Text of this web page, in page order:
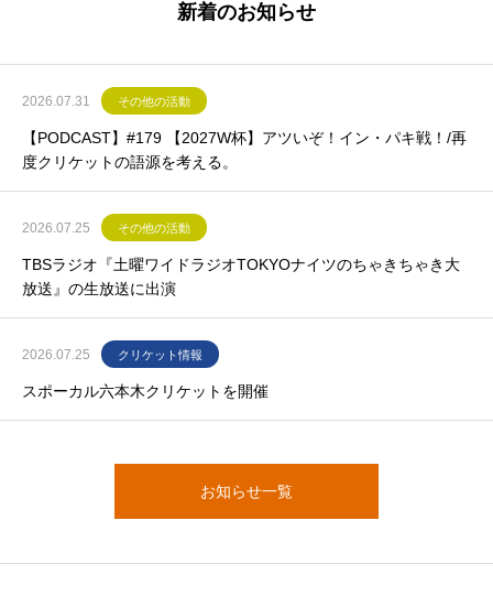
新着のお知らせ
2026.07.31 その他の活動
【PODCAST】#179 【2027W杯】アツいぞ！イン・パキ戦！/再
度クリケットの語源を考える。
2026.07.25 その他の活動
TBSラジオ『土曜ワイドラジオTOKYOナイツのちゃきちゃき大
放送』の生放送に出演
2026.07.25 クリケット情報
スポーカル六本木クリケットを開催
お知らせ一覧